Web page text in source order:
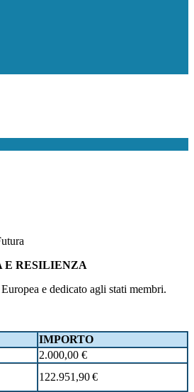
E RESILIENZA
e dedicato agli stati membri.
IMPORTO
2.000,00 €
122.951,90 €